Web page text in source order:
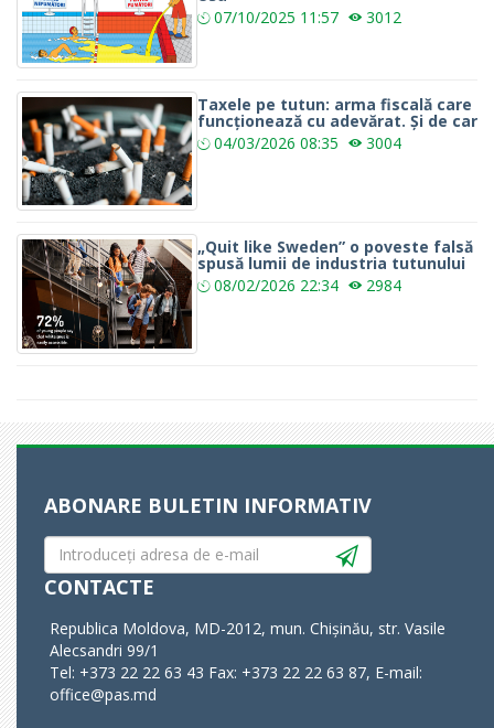
07/10/2025 11:57 3012
Taxele pe tutun: arma fiscală care
funcționează cu adevărat. Și de car
04/03/2026 08:35 3004
„Quit like Sweden” o poveste falsă
spusă lumii de industria tutunului
08/02/2026 22:34 2984
ABONARE BULETIN INFORMATIV
CONTACTE
Republica Moldova, MD-2012, mun. Chișinău, str. Vasile
Alecsandri 99/1
Tel: +373 22 22 63 43 Fax: +373 22 22 63 87, E-mail:
office@pas.md